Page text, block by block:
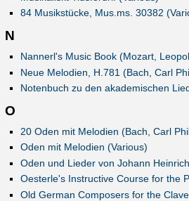
84 Musikstücke, Mus.ms. 30382
N
Nannerl's Music Book (Mozart,
Neue Melodien, H.781 (Bach, Carl
Notenbuch zu den akademischen
O
20 Oden mit Melodien (Bach, Carl
Oden mit Melodien (Various)
Oden und Lieder von Johann
Oesterle's Instructive Course for the
Old German Composers for the